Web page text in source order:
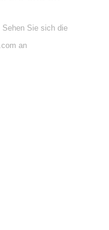
Sehen Sie sich die
an